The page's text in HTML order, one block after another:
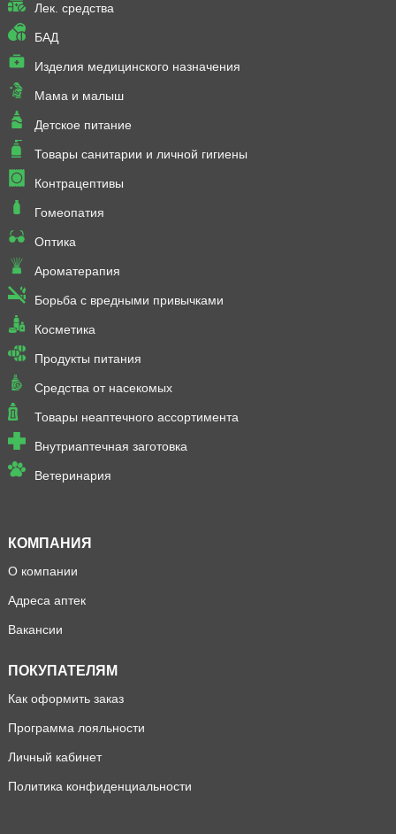
Лек. средства
БАД
Изделия медицинского назначения
Мама и малыш
Детское питание
Товары санитарии и личной гигиены
Контрацептивы
Гомеопатия
Оптика
Ароматерапия
Борьба с вредными привычками
Косметика
Продукты питания
Средства от насекомых
Товары неаптечного ассортимента
Внутриаптечная заготовка
Ветеринария
КОМПАНИЯ
О компании
Адреса аптек
Вакансии
ПОКУПАТЕЛЯМ
Как оформить заказ
Программа лояльности
Личный кабинет
Политика конфиденциальности